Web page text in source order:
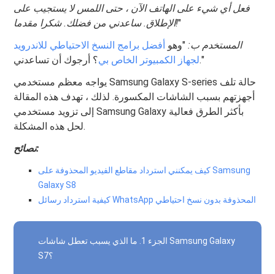
فعل أي شيء على الهاتف الآن ، حتى اللمس لا يستجيب على
الإطلاق. ساعدني من فضلك. شكرا مقدما!"
المستخدم ب:"وهو أفضل برامج النسخ الاحتياطي للاندرويد
لجهاز الكمبيوتر الخاص بي؟ أرجوك أن تساعدني."
يواجه معظم مستخدمي Samsung Galaxy S-series حالة تلف
أجهزتهم بسبب الشاشات المكسورة. لذلك ، تهدف هذه المقالة
إلى تزويد مستخدمي Samsung Galaxy بأكثر الطرق فعالية
لحل هذه المشكلة.
نصائح:
كيف يمكنني استرداد مقاطع الفيديو المحذوفة على Samsung
Galaxy S8
كيفية استرداد رسائل WhatsApp المحذوفة بدون نسخ احتياطي
الجزء 1. ما الذي يسبب تعطل شاشات Samsung Galaxy
S7؟